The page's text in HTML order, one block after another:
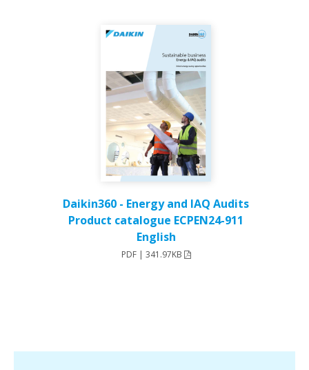
Daikin360 - Energy and IAQ Audits
Product catalogue ECPEN24-911
English
PDF | 341.97KB